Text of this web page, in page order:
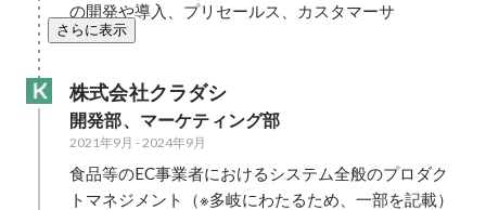
の開発や導入、プリセールス、カスタマーサ
さらに表示
株式会社クラダシ
開発部、マーケティング部
2021年9月 -2024年9月
食品等のEC事業者におけるシステム全般のプロダク
トマネジメント（※多岐にわたるため、一部を記載）